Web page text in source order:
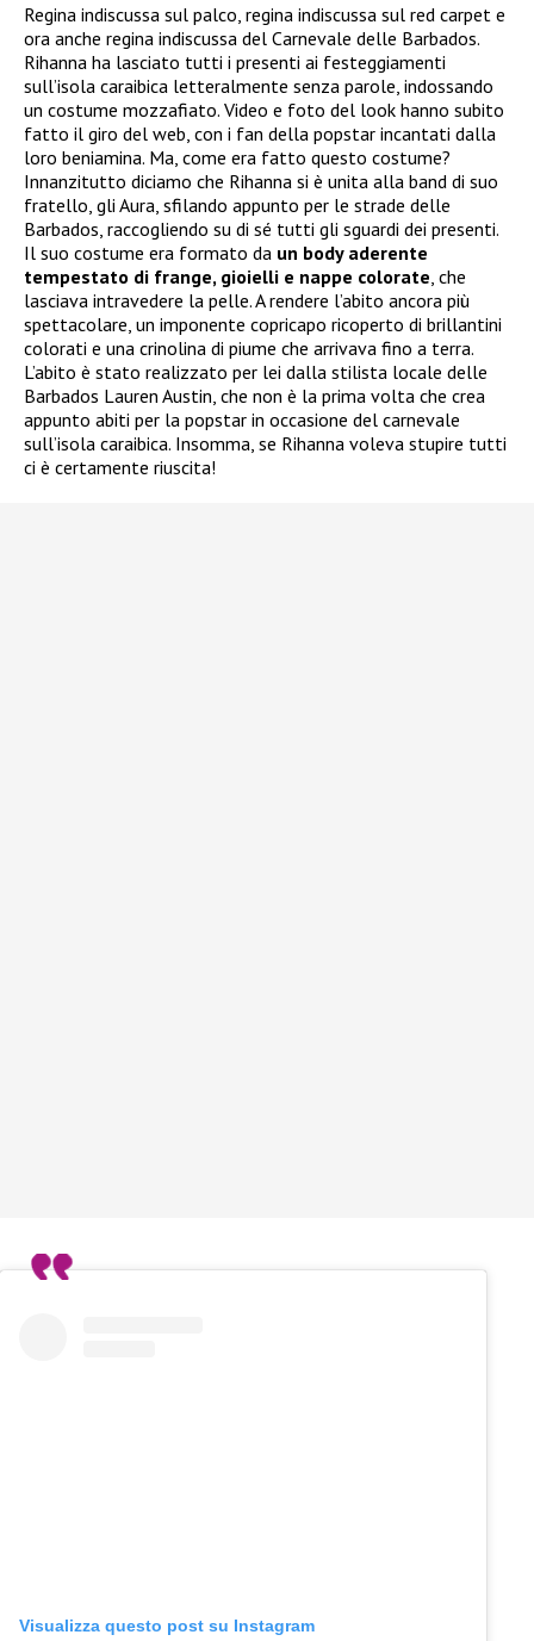
Regina indiscussa sul palco, regina indiscussa sul red carpet e
ora anche regina indiscussa del Carnevale delle Barbados.
Rihanna ha lasciato tutti i presenti ai festeggiamenti
sull’isola caraibica letteralmente senza parole, indossando
un costume mozzafiato. Video e foto del look hanno subito
fatto il giro del web, con i fan della popstar incantati dalla
loro beniamina. Ma, come era fatto questo costume?
Innanzitutto diciamo che Rihanna si è unita alla band di suo
fratello, gli Aura, sfilando appunto per le strade delle
Barbados, raccogliendo su di sé tutti gli sguardi dei presenti.
Il suo costume era formato da un body aderente
tempestato di frange, gioielli e nappe colorate , che
lasciava intravedere la pelle. A rendere l’abito ancora più
spettacolare, un imponente copricapo ricoperto di brillantini
colorati e una crinolina di piume che arrivava fino a terra.
L’abito è stato realizzato per lei dalla stilista locale delle
Barbados Lauren Austin, che non è la prima volta che crea
appunto abiti per la popstar in occasione del carnevale
sull’isola caraibica. Insomma, se Rihanna voleva stupire tutti
ci è certamente riuscita!
Visualizza questo post su Instagram